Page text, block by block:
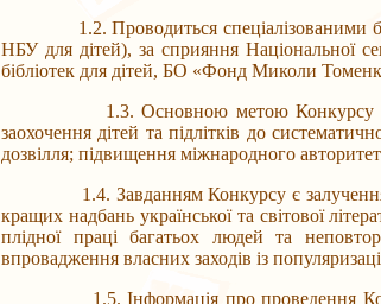
1.2. Проводиться спеціалізованими
НБУ для дітей), за сприяння Національної
бібліотек для дітей, БО «Фонд Миколи
1.3. Основною метою Конкурсу є
заохочення дітей та підлітків до
дозвілля; підвищення міжнародного
1.4. Завданням Конкурсу є залучення
кращих надбань української та світової
плідної праці багатьох людей та
впровадження власних заходів із
1.5. Інформація про проведення